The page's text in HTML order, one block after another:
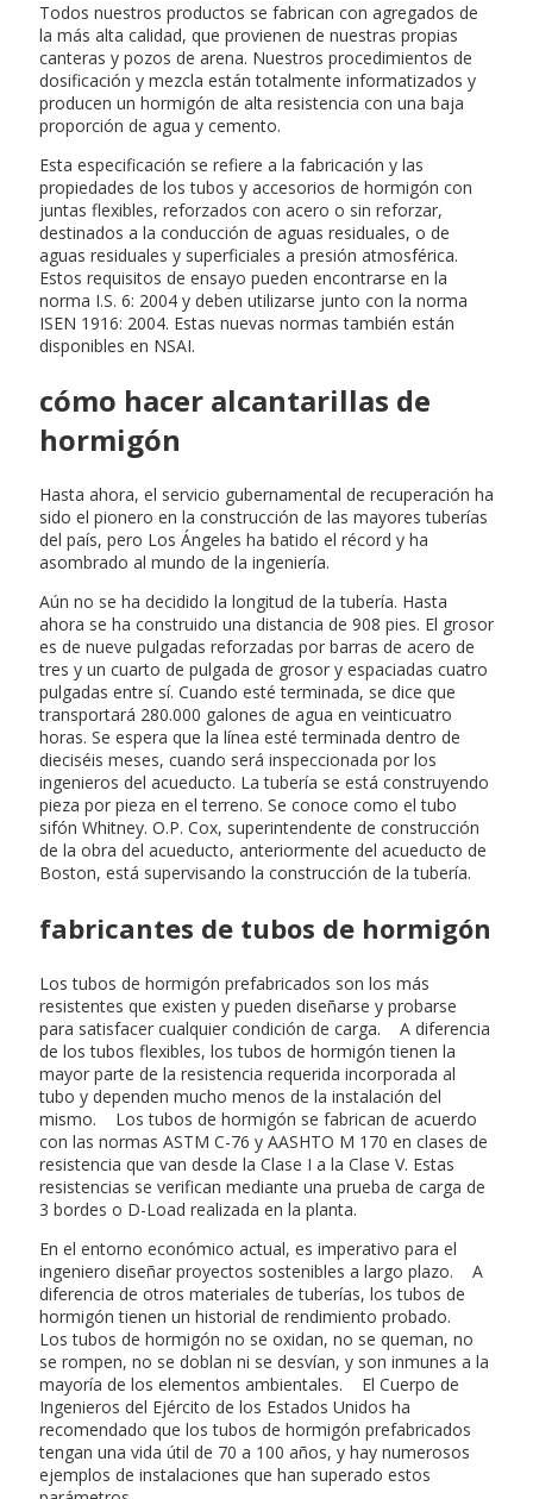
Todos nuestros productos se fabrican con agregados de
la más alta calidad, que provienen de nuestras propias
canteras y pozos de arena. Nuestros procedimientos de
dosificación y mezcla están totalmente informatizados y
producen un hormigón de alta resistencia con una baja
proporción de agua y cemento.
Esta especificación se refiere a la fabricación y las
propiedades de los tubos y accesorios de hormigón con
juntas flexibles, reforzados con acero o sin reforzar,
destinados a la conducción de aguas residuales, o de
aguas residuales y superficiales a presión atmosférica.
Estos requisitos de ensayo pueden encontrarse en la
norma I.S. 6: 2004 y deben utilizarse junto con la norma
ISEN 1916: 2004. Estas nuevas normas también están
disponibles en NSAI.
cómo hacer alcantarillas de
hormigón
Hasta ahora, el servicio gubernamental de recuperación ha
sido el pionero en la construcción de las mayores tuberías
del país, pero Los Ángeles ha batido el récord y ha
asombrado al mundo de la ingeniería.
Aún no se ha decidido la longitud de la tubería. Hasta
ahora se ha construido una distancia de 908 pies. El grosor
es de nueve pulgadas reforzadas por barras de acero de
tres y un cuarto de pulgada de grosor y espaciadas cuatro
pulgadas entre sí. Cuando esté terminada, se dice que
transportará 280.000 galones de agua en veinticuatro
horas. Se espera que la línea esté terminada dentro de
dieciséis meses, cuando será inspeccionada por los
ingenieros del acueducto. La tubería se está construyendo
pieza por pieza en el terreno. Se conoce como el tubo
sifón Whitney. O.P. Cox, superintendente de construcción
de la obra del acueducto, anteriormente del acueducto de
Boston, está supervisando la construcción de la tubería.
fabricantes de tubos de hormigón
Los tubos de hormigón prefabricados son los más
resistentes que existen y pueden diseñarse y probarse
para satisfacer cualquier condición de carga. A diferencia
de los tubos flexibles, los tubos de hormigón tienen la
mayor parte de la resistencia requerida incorporada al
tubo y dependen mucho menos de la instalación del
mismo. Los tubos de hormigón se fabrican de acuerdo
con las normas ASTM C-76 y AASHTO M 170 en clases de
resistencia que van desde la Clase I a la Clase V. Estas
resistencias se verifican mediante una prueba de carga de
3 bordes o D-Load realizada en la planta.
En el entorno económico actual, es imperativo para el
ingeniero diseñar proyectos sostenibles a largo plazo. A
diferencia de otros materiales de tuberías, los tubos de
hormigón tienen un historial de rendimiento probado.
Los tubos de hormigón no se oxidan, no se queman, no
se rompen, no se doblan ni se desvían, y son inmunes a la
mayoría de los elementos ambientales. El Cuerpo de
Ingenieros del Ejército de los Estados Unidos ha
recomendado que los tubos de hormigón prefabricados
tengan una vida útil de 70 a 100 años, y hay numerosos
ejemplos de instalaciones que han superado estos